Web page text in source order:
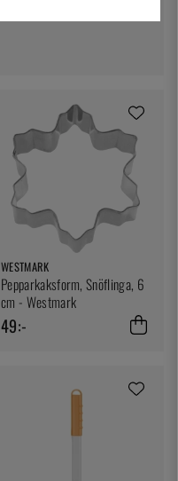
WESTMARK
Pepparkaksform, Snöflinga, 6
cm - Westmark
49:-